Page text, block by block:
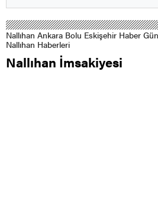
Nallıhan Ankara Bolu Eskişehir Haber
Nallıhan Haberleri
Nallıhan İmsakiyesi